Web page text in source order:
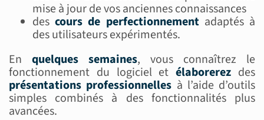
mise à jour de vos anciennes connaissances
descours de perfectionnement adaptés à
des utilisateurs expérimentés.
En quelques semaines, vous connaîtrez le
fonctionnement du logiciel etélaborerez des
présentations professionnelles à l’aide d’outils
simples combinés à des fonctionnalités plus
avancées.